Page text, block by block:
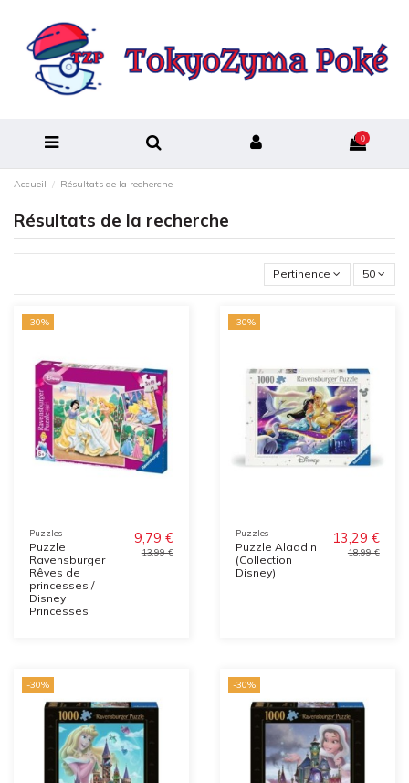
0
Accueil Résultats de la recherche
Résultats de la recherche
Pertinence 50
-30%
Puzzles
Puzzle
Ravensburger
Rêves de
princesses /
Disney
Princesses
9,79 €
13,99 €
-30%
Puzzles
Puzzle Aladdin
(Collection
Disney)
13,29 €
18,99 €
-30% -30%